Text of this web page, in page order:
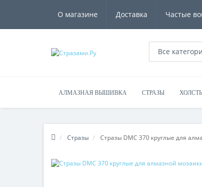
О магазине Доставка Частые
Все
АЛМАЗНАЯ ВЫШИВКА СТРАЗЫ
Стразы Стразы DMC 370 круглые для